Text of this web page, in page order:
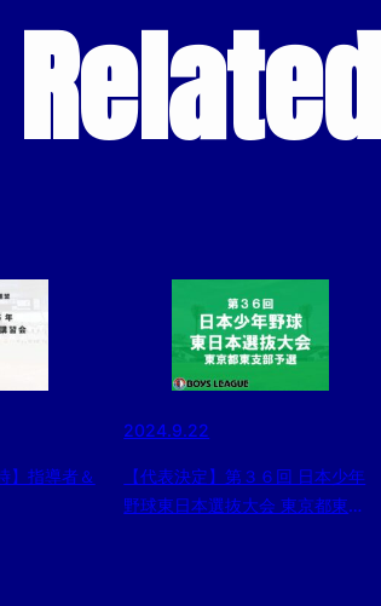
】指導者＆
2024.9.22
【代表決定】第３６回 日本少年
野球東日本選抜大会 東京都東支